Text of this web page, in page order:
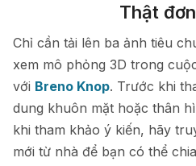
Thật
Chỉ cần tải lên ba ảnh tiêu
xem mô phỏng 3D trong
với Breno Knop. Trước khi
dung khuôn mặt hoặc thân
khi tham khảo ý kiến, hãy
mới từ nhà để bạn có thể